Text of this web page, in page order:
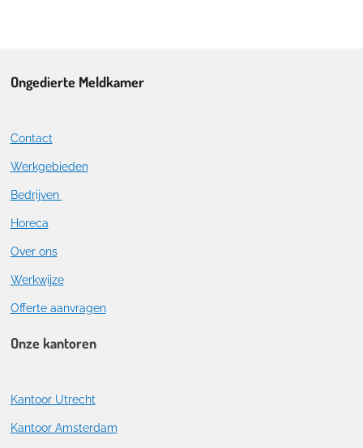
Ongedierte Meldkamer
Contact
Werkgebieden
Bedrijven
Horeca
Over ons
Werkwijze
Offerte aanvragen
Onze kantoren
Kantoor Utrecht
Kantoor Amsterdam